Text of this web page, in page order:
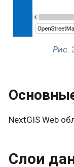
Рис.
NextGIS Web
Слои